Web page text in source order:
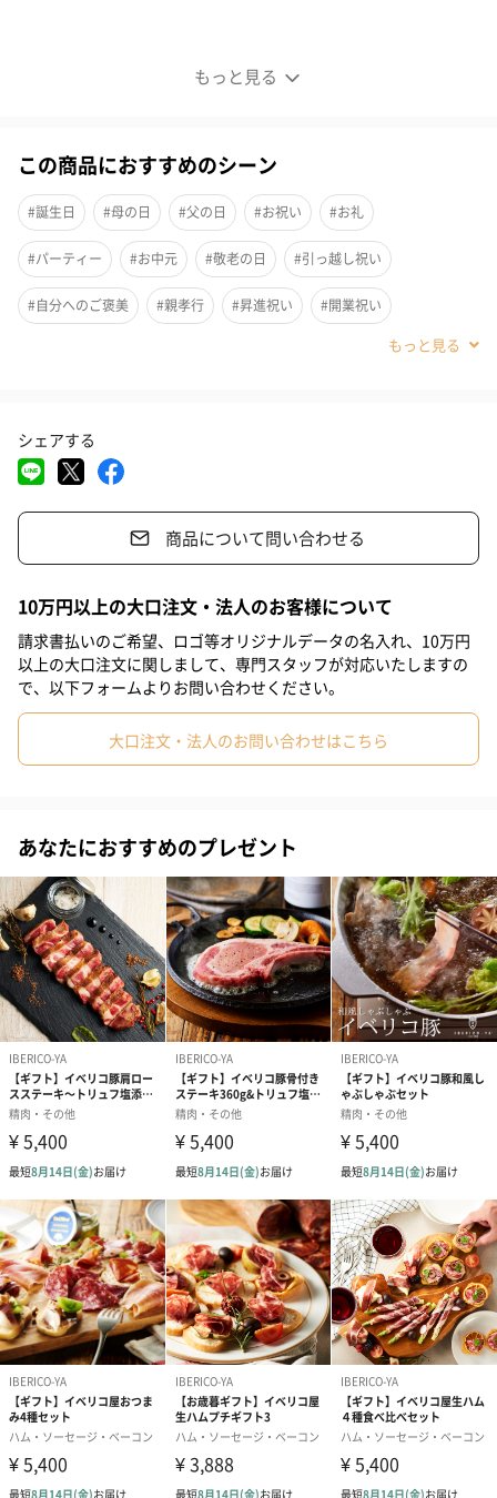
もっと見る
30代以上の女性にも喜ばれる”お肌もココロも嬉しい”イベリコ豚
普段お料理をしない方も安心の、お鍋でかんたん調理！
お肉の量は450gで3～4人前でご家族でもお楽しみいただけます。
お家でお店の味を楽しめる、ギフトにもおすすめです。
「見た目とちがう！」
ぱりと甘い脂身が特徴です。
他の普通の豚肉とは全く違う脂身のうまさに、ぜひ驚いてくださ
「まるで薄切りステーキ！」
高級部位のイベリコ豚ロースはまるで薄切りステーキのよう！
旨み凝縮のグルメ垂涎の味です。
「味の決め手はだし」
老舗のお醤油屋さんとの共同開発！
鶏と豚の骨からとった、豚しゃぶ専用コラーゲンだしは”完全オリ
ジナル”になります。
イベリコ豚の脂身はオリーブと同じ！
オレイン酸豊富で体が嬉しい栄養成分です。
野菜と一緒に食べると、なおカラダが嬉しい！
脂身を気にされてる方にもおすすめです。
セット内容
●イベリコ豚バラ肉300g
●イベリコ豚肩ロース140g
●和風だし72g×1パック
●コラーゲンの素125g×1パック
この商品におすすめのシーン
#誕生日 #母の日 #父の日 #お祝い #お礼
#パーティー #お中元 #敬老の日 #引っ越し祝い
#自分へのご褒美 #親孝行 #昇進祝い #開業祝い
#姉
#取引先女性
#小学生高学年の女の子
#母親 #彼氏 #女友達 #男友達
#上司女性 #上司男性 #同僚女性 #同僚男性 #男子大学生
#女子大学生 #10代 #20代前半 #20代後半 #30代
シェアする
商品について問い合わせる
10万円以上の大口注文・法人のお客様について
請求書払いのご希望、ロゴ等オリジナルデータの名入れ、10万円
以上の大口注文に関しまして、専門スタッフが対応いたしますの
で、以下フォームよりお問い合わせください。
大口注文・法人のお問い合わせはこちら
あなたにおすすめのプレゼント